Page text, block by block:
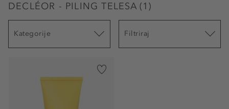
DECLÉOR - PILING TELESA (1 )
Kategorije Filtriraj